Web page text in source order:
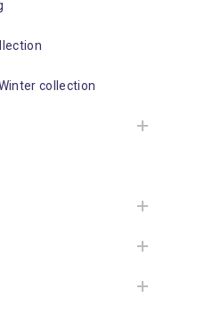
collection